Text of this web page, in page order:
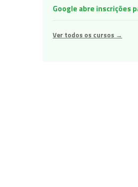
Google abre inscrições
Ver todos os cursos →